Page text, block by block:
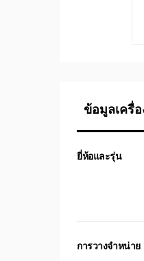
ข้อมูลเครื่อ
ยี่ห้อและรุ่น
การวางจำหน่าย